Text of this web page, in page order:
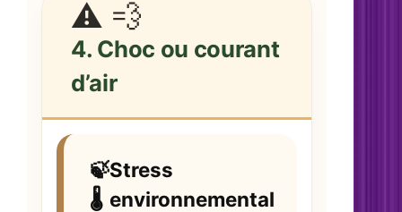
⚠️ 💨
4. Choc ou courant
d’air
🍃
🌡️
Stress
environnemental